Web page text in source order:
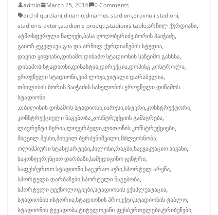
admin March 25, 2016
0 Comments
archil qurdiani,dinamo,dinamos stadioni,erovnuli stadioni,
stadionis avtori,stadionis proeqti,stadionis tablo,არჩილ ქურდიანი,
ატმოსფერული ნალექი,ბასა ღოღობერიძე,ბორის პაიჭაძე,
გაიოზ ჯეჯელავა,გია და არჩილ ქურდიანების სტუდია,
დავით ყიფიანი,დინამო,დინამო სტადიონის საზეიმო გახსნა,
დინამოს სტადიონი,დინასტია,დირექცია,დოპინგ კონტროლი,
ეროვნული სტადიონი,ვიპ ლოჟა,ვიტალი დარასელია,
თბილისის ბორის პაიჭაძის სახელობის ეროვნული დინამოს
სტადიონი
,თბილისის დინამოს სტადიონი,იარუსი,ინტერი,კონსტრუქტორი,
კონსტრუქციული ნაგებობა,კოსნტრუქციის გამაგრება,
ლავრენტი ბერია,ლივერპული,ლითონის კონსტრუქციები,
მიცეილ მესხი,მიხეილ ბერძენიშვილი,მძლეოსნობა,
ოლიმპიური სტანდარტები,პილონი,რაგბი,საევაკუაციო აივანი,
საკონფერენციო დარბაზი,სამედიცინო ცენტრი,
საფეხბურთო სტადიონი,საცურაო აუზი,სპორტულ არენა,
სპორტული დარბაზები,სპორტული ნაგებობა,
სპორტული ტექნოლოგიები,სტადიონის ექსპლუატაცია,
სტადიონის ისტორია,სტადიონის პროექტი,სტადიონის ტაბლო,
სტადიონის ტევადობა,ტიტულოვანი ფეხბურთელები,ტრიბუნები,